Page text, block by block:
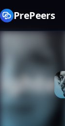
PrePeers